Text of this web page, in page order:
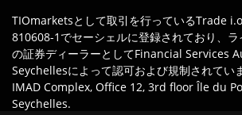
TIOmarketsとして取引を行っているTrade
810608-1でセーシェルに登録されており、
の証券ディーラーとしてFinancial Services
Seychellesによって認可および規制されてい
IMAD Complex, Office 12, 3rd floor Île du
Seychelles.